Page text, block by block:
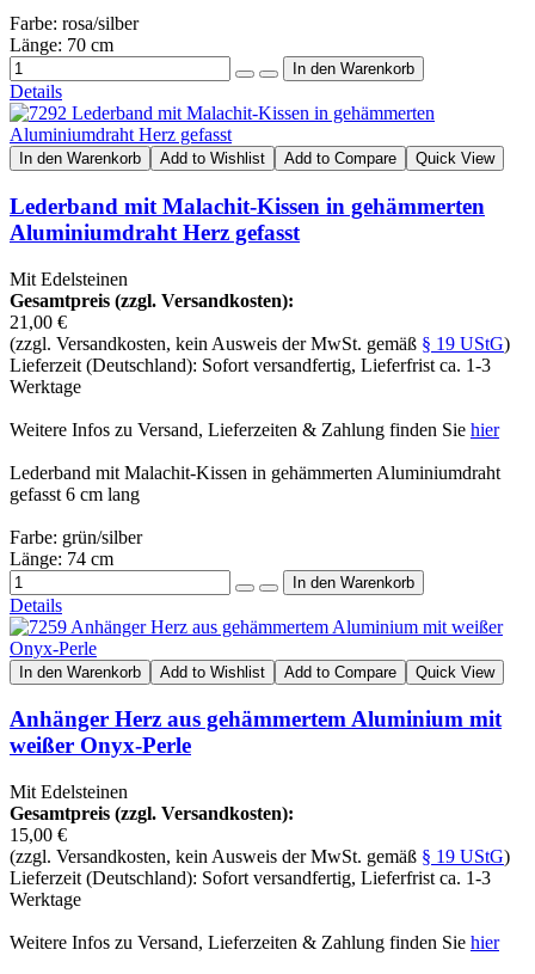
Farbe: rosa/silber
Länge: 70 cm
Details
In den Warenkorb Add to Wishlist Add to Compare Quick View
Lederband mit Malachit-Kissen in gehämmerten
Aluminiumdraht Herz gefasst
Mit Edelsteinen
Gesamtpreis (zzgl. Versandkosten):
21,00 €
(zzgl. Versandkosten, kein Ausweis der MwSt. gemäß § 19 UStG)
Lieferzeit (Deutschland): Sofort versandfertig, Lieferfrist ca. 1-3
Werktage
Weitere Infos zu Versand, Lieferzeiten & Zahlung finden Sie hier
Lederband mit Malachit-Kissen in gehämmerten Aluminiumdraht
gefasst 6 cm lang
Farbe: grün/silber
Länge: 74 cm
Details
In den Warenkorb Add to Wishlist Add to Compare Quick View
Anhänger Herz aus gehämmertem Aluminium mit
weißer Onyx-Perle
Mit Edelsteinen
Gesamtpreis (zzgl. Versandkosten):
15,00 €
(zzgl. Versandkosten, kein Ausweis der MwSt. gemäß § 19 UStG)
Lieferzeit (Deutschland): Sofort versandfertig, Lieferfrist ca. 1-3
Werktage
Weitere Infos zu Versand, Lieferzeiten & Zahlung finden Sie hier